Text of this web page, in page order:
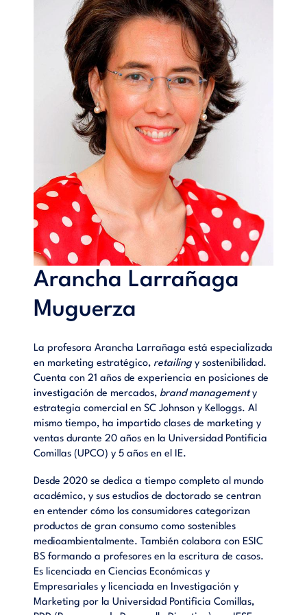
Arancha Larrañaga
Muguerza
La profesora Arancha Larrañaga está especializada
en marketing estratégico, retailing y sostenibilidad.
Cuenta con 21 años de experiencia en posiciones de
investigación de mercados, brand managementy
estrategia comercial en SC Johnson y Kelloggs. Al
mismo tiempo, ha impartido clases de marketing y
ventas durante 20 años en la Universidad Pontificia
Comillas (UPCO) y 5 años en el IE.
Desde 2020 se dedica a tiempo completo al mundo
académico, y sus estudios de doctorado se centran
en entender cómo los consumidores categorizan
productos de gran consumo como sostenibles
medioambientalmente. También colabora con ESIC
BS formando a profesores en la escritura de casos.
Es licenciada en Ciencias Económicas y
Empresariales y licenciada en Investigación y
Marketing por la Universidad Pontificia Comillas,